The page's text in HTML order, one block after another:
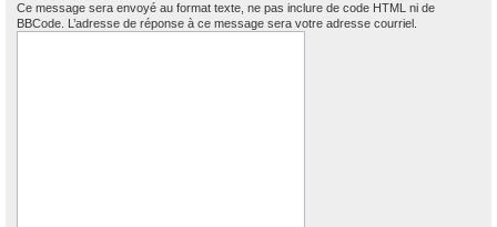
Ce message sera envoyé au format texte, ne pas inclure de code HTML ni de
BBCode. L’adresse de réponse à ce message sera votre adresse courriel.